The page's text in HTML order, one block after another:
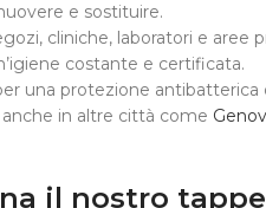
e sostituire.
cliniche, laboratori e aree
costante e certificata.
una protezione antibatterica
in altre città come
il nostro